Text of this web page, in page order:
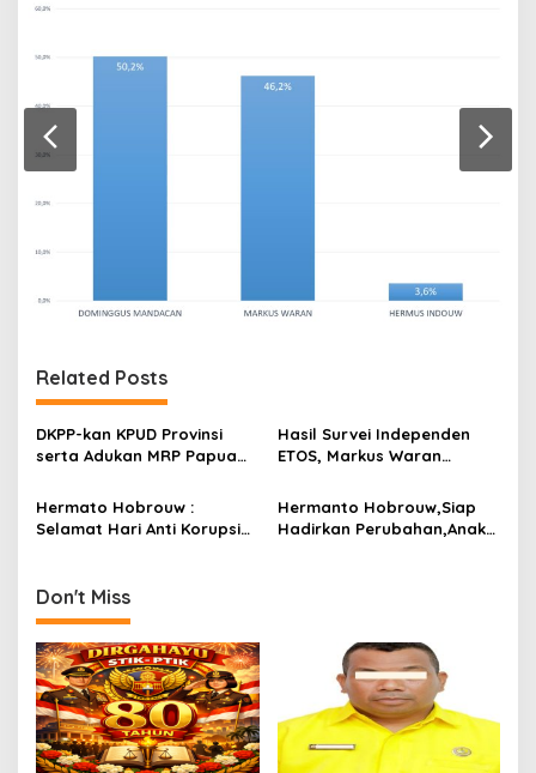
Related Posts
DKPP-kan KPUD Provinsi
serta Adukan MRP Papua
Penyelenggara Jangan
Jadi Pemain!
Hasil Survei Independen
ETOS, Markus Waran
Mandacan Di Susul
Hermanto Hubrouw
Hermato Hobrouw :
Selamat Hari Anti Korupsi
Hermanto Hobrouw,Siap
Hadirkan Perubahan,Anak
Don't Miss